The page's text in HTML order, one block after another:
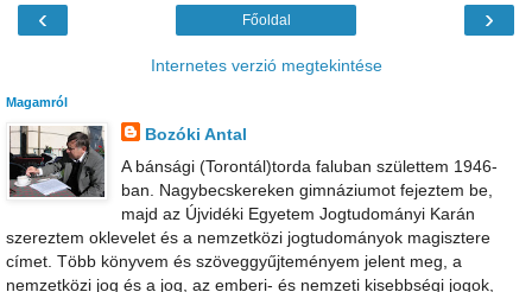
‹ ›
Főoldal
Internetes verzió megtekintése
Magamról
Bozóki Antal
A bánsági (Torontál)torda faluban születtem 1946-
ban. Nagybecskereken gimnáziumot fejeztem be,
majd az Újvidéki Egyetem Jogtudományi Karán
szereztem oklevelet és a nemzetközi jogtudományok magisztere
címet. Több könyvem és szöveggyűjteményem jelent meg, a
nemzetközi jog és a jog, az emberi- és nemzeti kisebbségi jogok,